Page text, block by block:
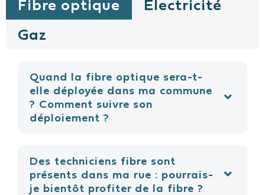
Fibre optique
Électricité
Gaz
Quand la fibre optique sera-t-
elle déployée dans ma commune
? Comment suivre son
déploiement ?
Des techniciens fibre sont
présents dans ma rue : pourrais-
je bientôt profiter de la fibre ?